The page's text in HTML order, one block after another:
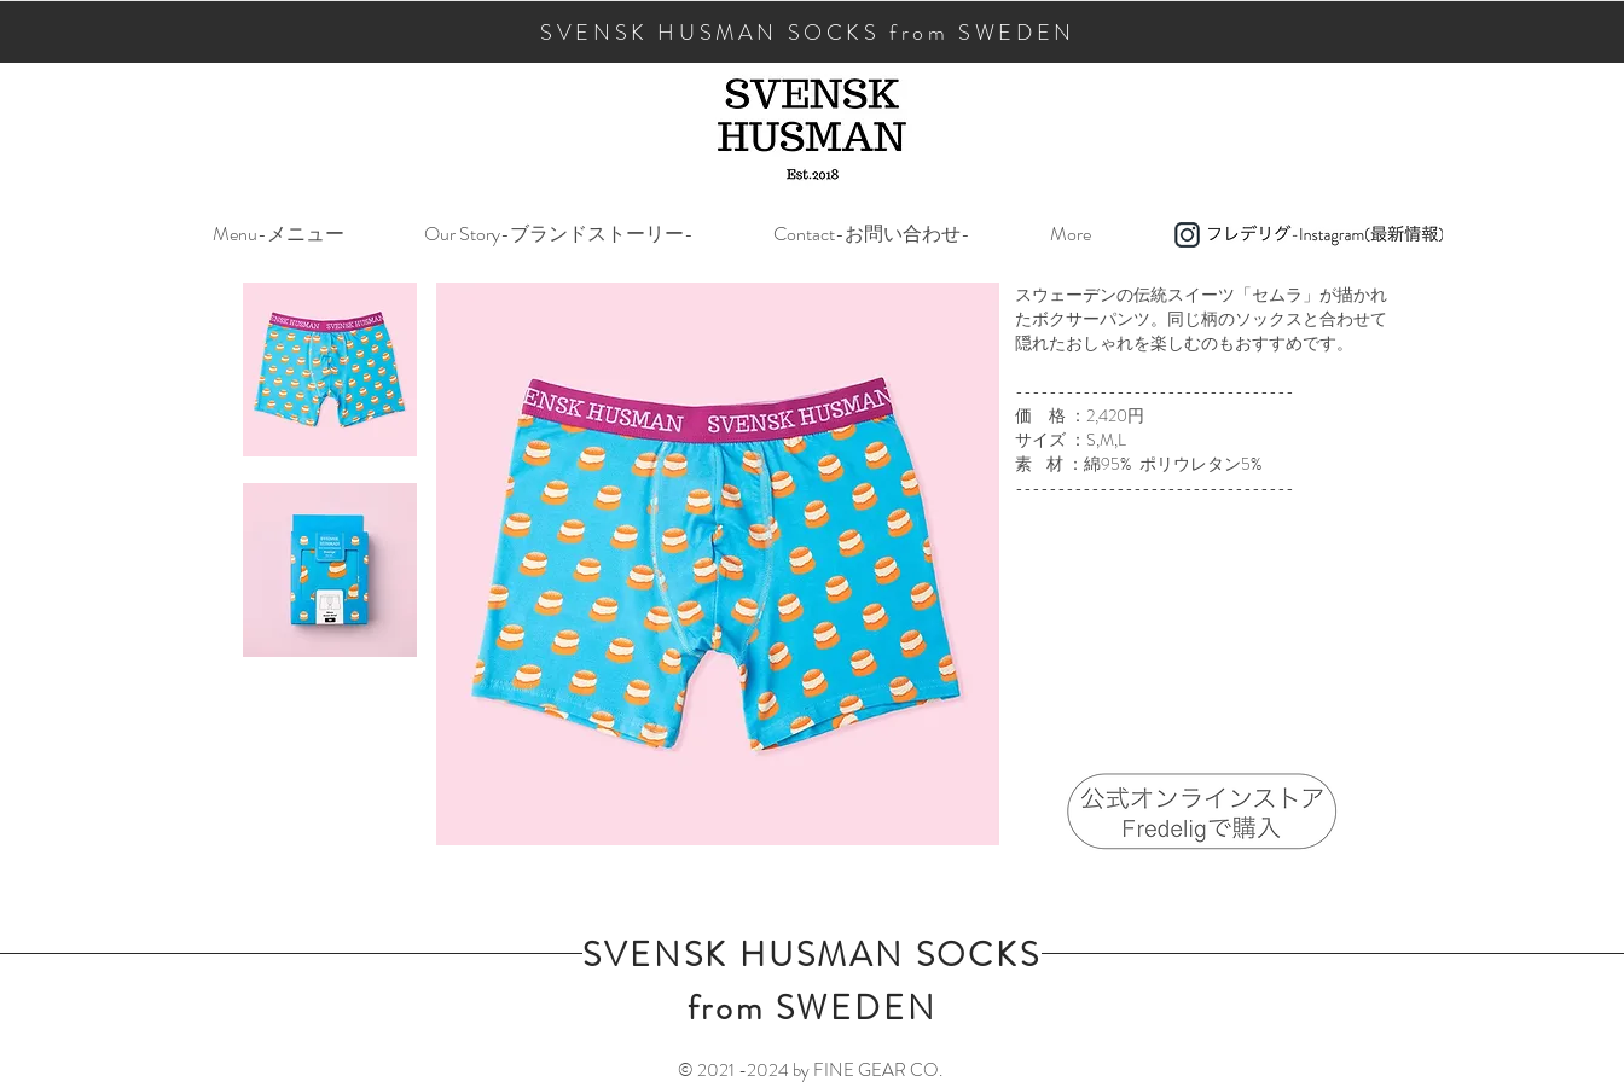
SVENSK HUSMAN SOCKS from SWEDEN
Menu-メニュー Our Story-ブランドストーリー- Contact-お問い合わせ- More
スウェーデンの伝統スイーツ「セムラ」が描かれ
たボクサーパンツ。同じ柄のソックスと合わせて
隠れたおしゃれを楽しむのもおすすめです。
---------------------------------
価 格 ：2,420円
サイズ ：S,M,L
素 材 ：綿95% ポリウレタン5%
---------------------------------
SVENSK HUSMAN SOCKS
from SWEDEN
© 2021 -2024 by FINE GEAR CO.